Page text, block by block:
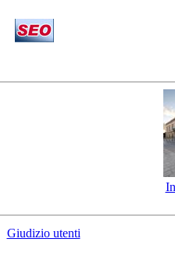
Giudizio utenti